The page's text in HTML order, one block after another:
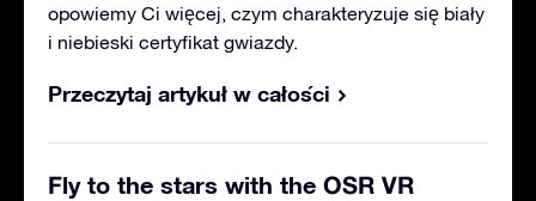
opowiemy Ci więcej, czym charakteryzuje się biały
i niebieski certyfikat gwiazdy.
Przeczytaj artykuł w całości
Fly to the stars with the OSR VR